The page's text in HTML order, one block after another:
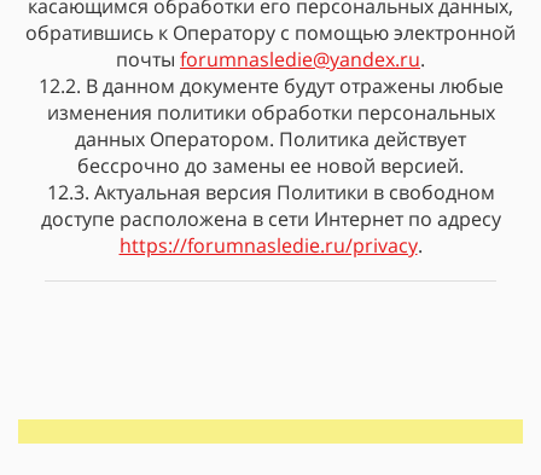
касающимся обработки его персональных данных,
обратившись к Оператору с помощью электронной
почты forumnasledie@yandex.ru.
12.2. В данном документе будут отражены любые
изменения политики обработки персональных
данных Оператором. Политика действует
бессрочно до замены ее новой версией.
12.3. Актуальная версия Политики в свободном
доступе расположена в сети Интернет по адресу
https://forumnasledie.ru/privacy.